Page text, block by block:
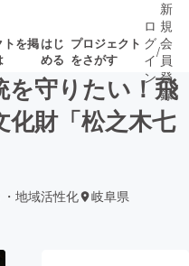
トを掲はじ
める
プロジェクト
をさがす
ロ
グ
イ
ン
/
新
規
会
員
登
録
を守りたい！飛
化財「松之木七
地域活性化 岐阜県